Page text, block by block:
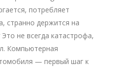
потребляет
странно держится на
не всегда катастрофа,
Компьютерная
— первый шаг к